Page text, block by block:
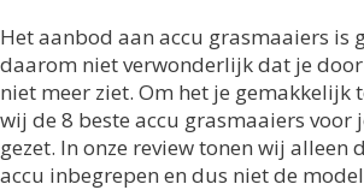
Het aanbod aan accu grasmaaiers is
daarom niet verwonderlijk dat je
niet meer ziet. Om het je gemakkelijk
wij de 8 beste accu grasmaaiers voor
gezet. In onze review tonen wij alleen
accu inbegrepen en dus niet de